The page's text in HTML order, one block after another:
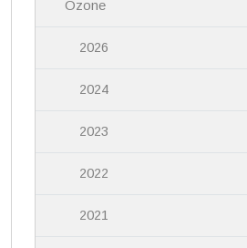
Ozone
2026
2024
2023
2022
2021